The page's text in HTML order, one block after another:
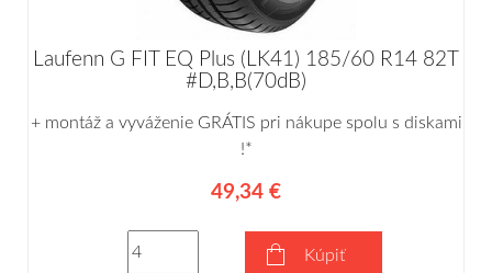
Laufenn G FIT EQ Plus (LK41) 185/60 R14 82T
#D,B,B(70dB)
+ montáž a vyváženie GRÁTIS pri nákupe spolu s diskami
!*
49,34 €
Kúpiť